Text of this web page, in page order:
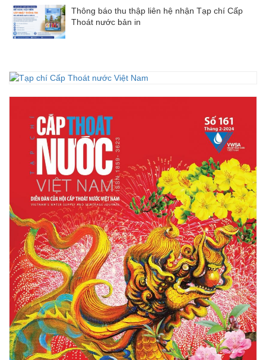
Thông báo thu thập liên hệ nhận Tạp chí Cấp
Thoát nước bản in